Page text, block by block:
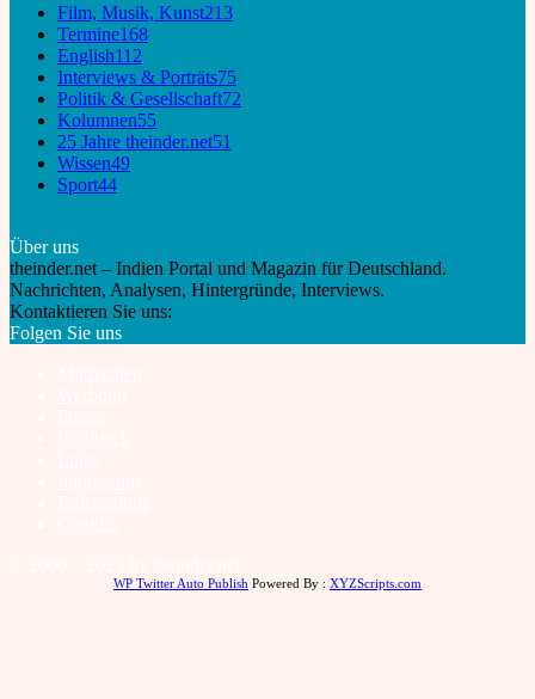
Film, Musik, Kunst213
Termine168
English112
Interviews & Porträts75
Politik & Gesellschaft72
Kolumnen55
25 Jahre theinder.net51
Wissen49
Sport44
Über uns
theinder.net – Indien Portal und Magazin für Deutschland.
Nachrichten, Analysen, Hintergründe, Interviews.
Kontaktieren Sie uns:
Folgen Sie uns
WP Twitter Auto Publish Powered By : XYZScripts.com